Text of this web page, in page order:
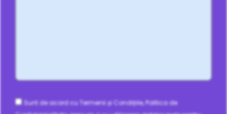
Consent
Sunt de acord cu Termenii și Condițiile, Politica de